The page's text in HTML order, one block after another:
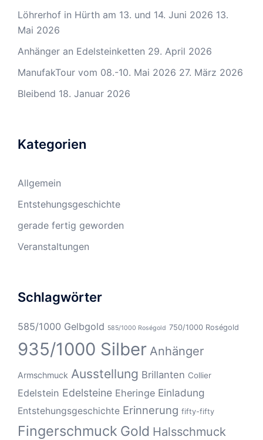
Löhrerhof in Hürth am 13. und 14. Juni 2026 13.
Mai 2026
Anhänger an Edelsteinketten 29. April 2026
ManufakTour vom 08.-10. Mai 2026 27. März 2026
Bleibend 18. Januar 2026
Kategorien
Allgemein
Entstehungsgeschichte
gerade fertig geworden
Veranstaltungen
Schlagwörter
585/1000 Gelbgold 585/1000 Roségold 750/1000 Roségold
935/1000 Silber Anhänger
Armschmuck Ausstellung Brillanten Collier
Edelstein Edelsteine Eheringe Einladung
Entstehungsgeschichte Erinnerung fifty-fifty
Fingerschmuck Gold Halsschmuck